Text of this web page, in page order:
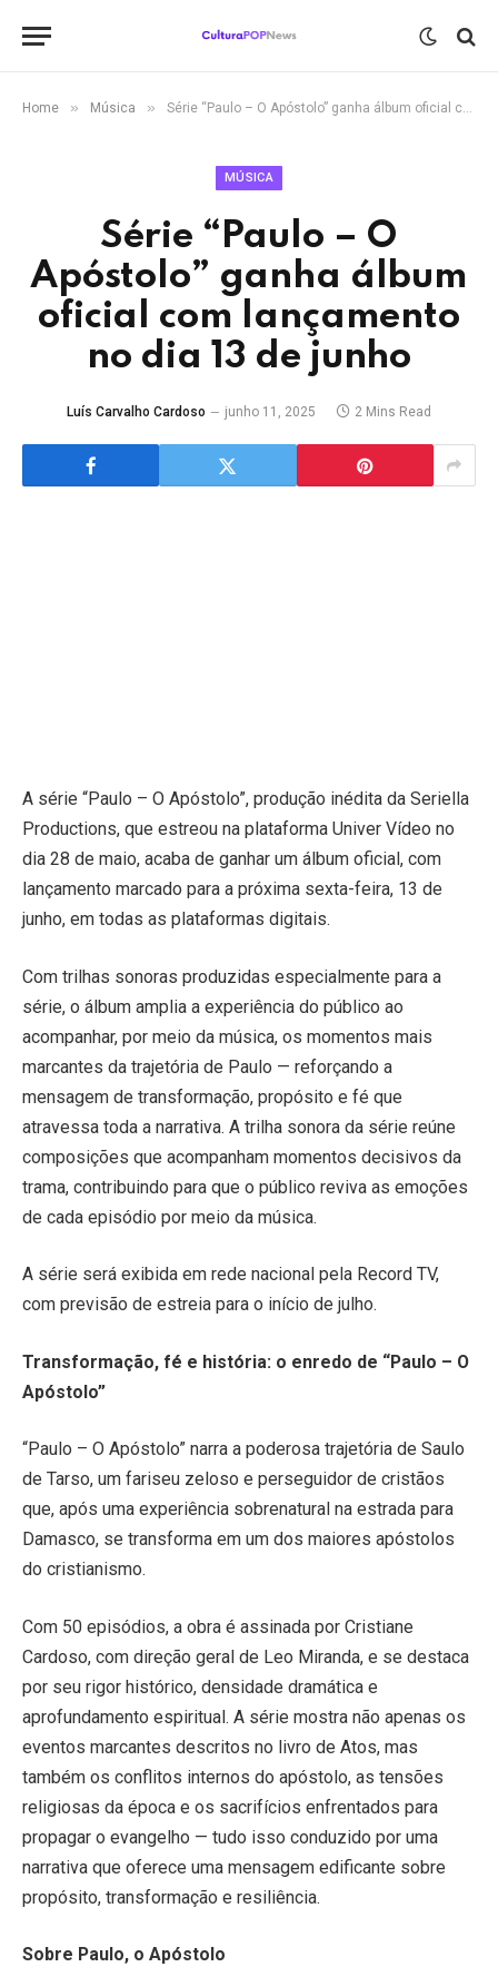
Home » Música » Série “Paulo – O Apóstolo” ganha álbum oficial com lançamento no dia 13 de junho
MÚSICA
Série “Paulo – O
Apóstolo” ganha álbum
oficial com lançamento
no dia 13 de junho
Luís Carvalho Cardoso junho 11, 2025 2 Mins Read
A série “Paulo – O Apóstolo”, produção inédita da Seriella
Productions, que estreou na plataforma Univer Vídeo no
dia 28 de maio, acaba de ganhar um álbum oficial, com
lançamento marcado para a próxima sexta-feira, 13 de
junho, em todas as plataformas digitais.
Com trilhas sonoras produzidas especialmente para a
série, o álbum amplia a experiência do público ao
acompanhar, por meio da música, os momentos mais
marcantes da trajetória de Paulo — reforçando a
mensagem de transformação, propósito e fé que
atravessa toda a narrativa. A trilha sonora da série reúne
composições que acompanham momentos decisivos da
trama, contribuindo para que o público reviva as emoções
de cada episódio por meio da música.
A série será exibida em rede nacional pela Record TV,
com previsão de estreia para o início de julho.
Transformação, fé e história: o enredo de “Paulo – O
Apóstolo”
“Paulo – O Apóstolo” narra a poderosa trajetória de Saulo
de Tarso, um fariseu zeloso e perseguidor de cristãos
que, após uma experiência sobrenatural na estrada para
Damasco, se transforma em um dos maiores apóstolos
do cristianismo.
Com 50 episódios, a obra é assinada por Cristiane
Cardoso, com direção geral de Leo Miranda, e se destaca
por seu rigor histórico, densidade dramática e
aprofundamento espiritual. A série mostra não apenas os
eventos marcantes descritos no livro de Atos, mas
também os conflitos internos do apóstolo, as tensões
religiosas da época e os sacrifícios enfrentados para
propagar o evangelho — tudo isso conduzido por uma
narrativa que oferece uma mensagem edificante sobre
propósito, transformação e resiliência.
Sobre Paulo, o Apóstolo